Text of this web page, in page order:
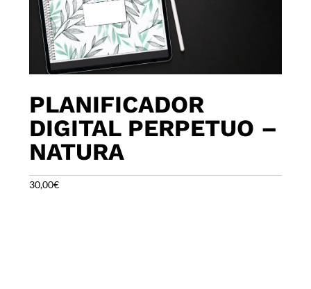
PLANIFICADOR
DIGITAL PERPETUO –
NATURA
30,00€